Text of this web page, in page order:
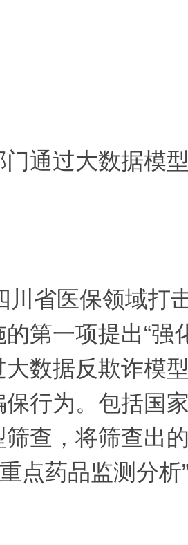
通过大数据模
川省医保领域
第一项提出“强
数据反欺诈模
保行为。包括国
查，将筛查出
点药品监测分